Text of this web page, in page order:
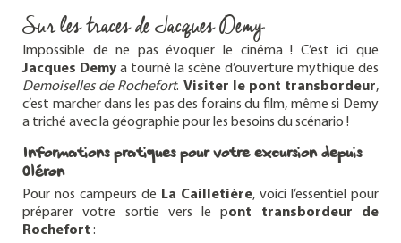
Sur les traces de Jacques Demy
Impossible de ne pas évoquer le cinéma ! C’est ici que
Jacques Demya tourné la scène d’ouverture mythique des
Demoiselles de Rochefort. Visiter le pont transbordeur,
c’est marcher dans les pas des forains du film, même si Demy
a triché avec la géographie pour les besoins du scénario !
Informations pratiques pour votre excursion depuis
Oléron
Pour nos campeurs de La Cailletière, voici l’essentiel pour
préparer votre sortie vers le pont transbordeur de
Rochefort :